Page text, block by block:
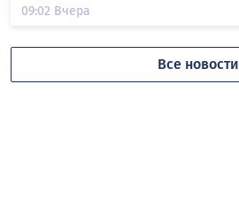
09:02 Вчера
Все новости